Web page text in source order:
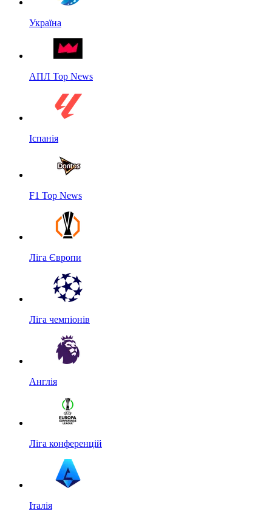
Україна
АПЛ Top News
Іспанія
F1 Top News
Ліга Європи
Ліга чемпіонів
Англія
Ліга конференцій
Італія